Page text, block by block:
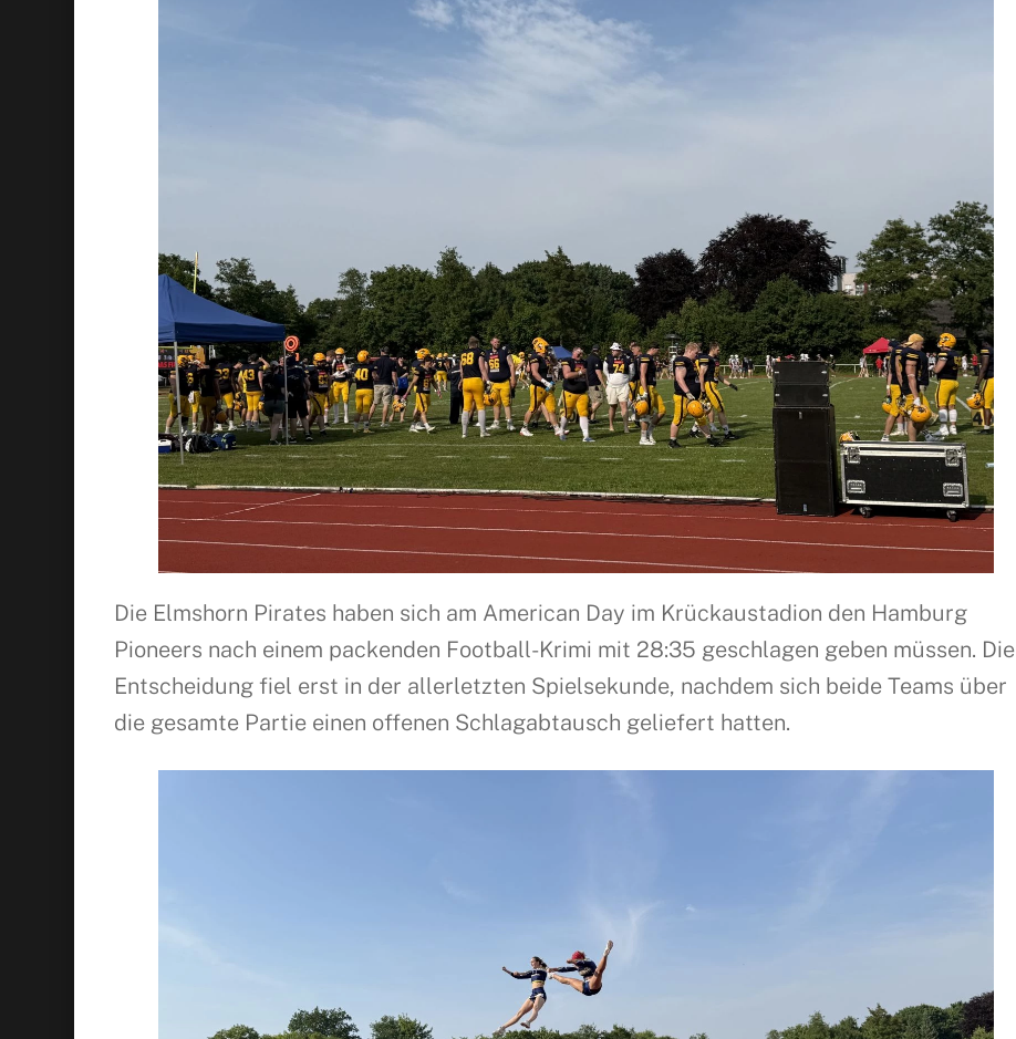
Die Elmshorn Pirates haben sich am American Day im Krückaustadion den Hamburg
Pioneers nach einem packenden Football-Krimi mit 28:35 geschlagen geben müssen. Die
Entscheidung fiel erst in der allerletzten Spielsekunde, nachdem sich beide Teams über
die gesamte Partie einen offenen Schlagabtausch geliefert hatten.